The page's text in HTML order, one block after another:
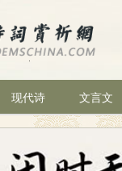
现代诗 文言文